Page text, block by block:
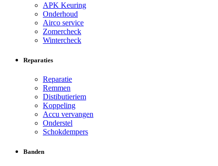
APK Keuring
Onderhoud
Airco service
Zomercheck
Wintercheck
Reparaties
Reparatie
Remmen
Distibutieriem
Koppeling
Accu vervangen
Onderstel
Schokdempers
Banden